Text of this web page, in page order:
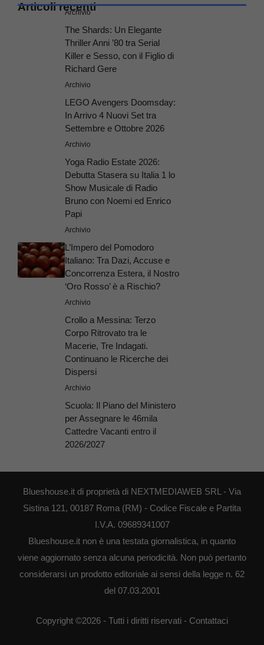
Articoli recenti
Archivio
The Shards: Un Elegante
Thriller Anni ’80 tra Serial
Killer e Sesso, con il Figlio di
Richard Gere
Archivio
LEGO Avengers Doomsday:
In Arrivo 4 Nuovi Set tra
Settembre e Ottobre 2026
Archivio
Yoga Radio Estate 2026:
Debutta Stasera su Italia 1 lo
Show Musicale di Radio
Bruno con Noemi ed Enrico
Papi
Archivio
L’Impero del Pomodoro
Italiano: Tra Dazi, Accuse e
Concorrenza Estera, il Nostro
‘Oro Rosso’ è a Rischio?
Archivio
Crollo a Messina: Terzo
Corpo Ritrovato tra le
Macerie, Tre Indagati.
Continuano le Ricerche dei
Dispersi
Archivio
Scuola: Il Piano del Ministero
per Assegnare le 46mila
Cattedre Vacanti entro il
2026/2027
Blueshouse.it di proprietà di NEXTMEDIAWEB SRL - Via
Sistina 121, 00187 Roma (RM) - Codice Fiscale e Partita
I.V.A. 09689341007
Blueshouse.it non è una testata giornalistica, in quanto
viene aggiornato senza alcuna periodicità. Non può pertanto
considerarsi un prodotto editoriale ai sensi della legge n. 62
del 07.03.2001
Copyright ©2026 - Tutti i diritti riservati - Contattaci